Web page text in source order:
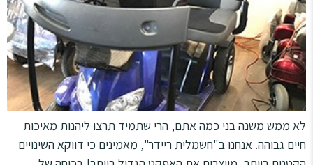
לא ממש משנה בני כמה אתם, הרי שתמיד תרצו ליהנות מאיכות
חיים גבוהה. אנחנו ב"חשמלית ריידר", מאמינים כי דווקא השינויים